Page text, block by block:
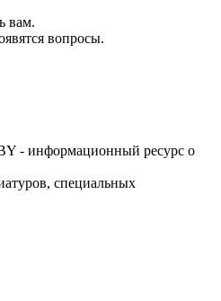
вам.
вопросы.
- информационный ресурс о
специальных